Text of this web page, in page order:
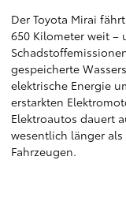
Der Toyota Mirai
650 Kilometer weit –
gespeicherte
elektrische Energie
erstarkten
Elektroautos dauert
wesentlich länger
Fahrzeugen.